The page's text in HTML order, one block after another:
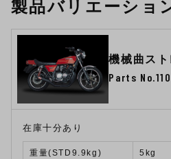
製品バリエーショ
機械曲ス
Parts
在庫十分あり
重量(STD9.9kg) 5kg